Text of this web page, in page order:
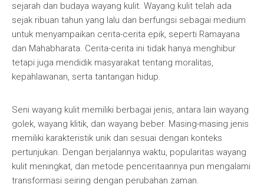
sejarah dan budaya wayang kulit. Wayang kulit telah ada
sejak ribuan tahun yang lalu dan berfungsi sebagai medium
untuk menyampaikan cerita-cerita epik, seperti Ramayana
dan Mahabharata. Cerita-cerita ini tidak hanya menghibur
tetapi juga mendidik masyarakat tentang moralitas,
kepahlawanan, serta tantangan hidup.
Seni wayang kulit memiliki berbagai jenis, antara lain wayang
golek, wayang klitik, dan wayang beber. Masing-masing jenis
memiliki karakteristik unik dan sesuai dengan konteks
pertunjukan. Dengan berjalannya waktu, popularitas wayang
kulit meningkat, dan metode penceritaannya pun mengalami
transformasi seiring dengan perubahan zaman.